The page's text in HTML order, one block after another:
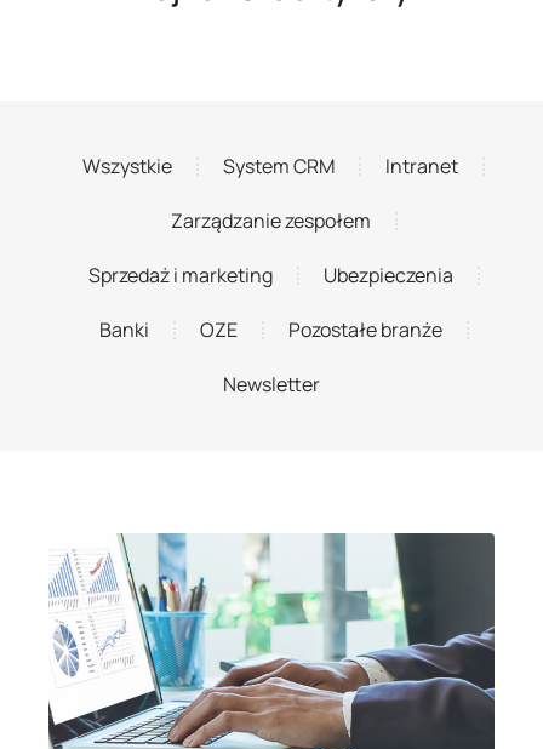
Wszystkie System CRM Intranet
Zarządzanie zespołem
Sprzedaż i marketing Ubezpieczenia
Banki OZE Pozostałe branże
Newsletter